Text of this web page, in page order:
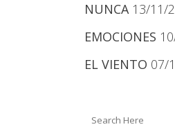
NUNCA 13/11/
EMOCIONES
EL VIENTO 07/